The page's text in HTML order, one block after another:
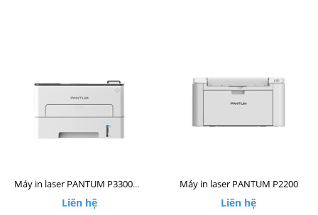
Máy in laser PANTUM P3300DW
Liên hệ
Máy in laser PANTUM P2200
Liên hệ